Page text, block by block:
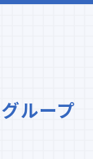
ループ